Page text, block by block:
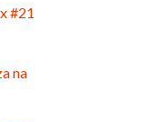
#21
na